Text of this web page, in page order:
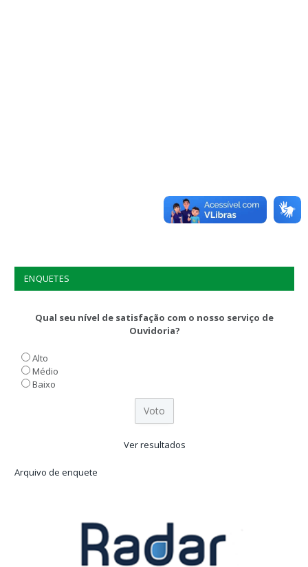
ENQUETES
Qual seu nível de satisfação com o nosso serviço de
Ouvidoria?
Alto
Médio
Baixo
Ver resultados
Arquivo de enquete